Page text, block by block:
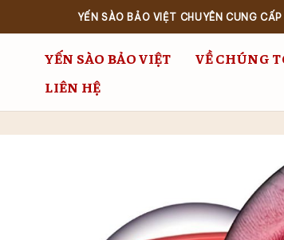
YẾN SÀO BẢO VIỆT CHUYÊN CUNG
YẾN SÀO BẢO VIỆT VỀ CHÚNG
LIÊN HỆ